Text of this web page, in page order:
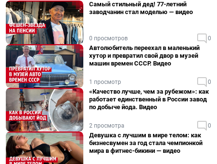
Самый стильный дед! 77-летний
заводчанин стал моделью — видео
0 просмотров 0
Автолюбитель переехал в маленький
хутор и превратил свой двор в музей
машин времен СССР. Видео
1 просмотр 0
«Качество лучше, чем за рубежом»: как
работает единственный в России завод
по добыче йода. Видео
2 просмотра 0
Девушка с лучшим в мире телом: как
бизнесвумен за год стала чемпионкой
мира в фитнес-бикини — видео